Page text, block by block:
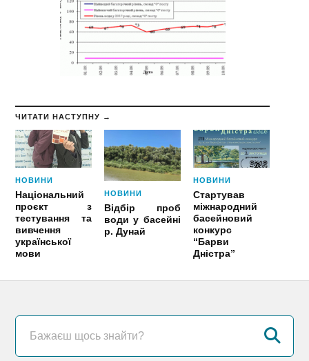
ЧИТАТИ НАСТУПНУ →
НОВИНИ
Національний
проєкт з
тестування та
вивчення
української
мови
НОВИНИ
Відбір проб
води у басейні
р. Дунай
НОВИНИ
Стартував
міжнародний
басейновий
конкурс
“Барви
Дністра”